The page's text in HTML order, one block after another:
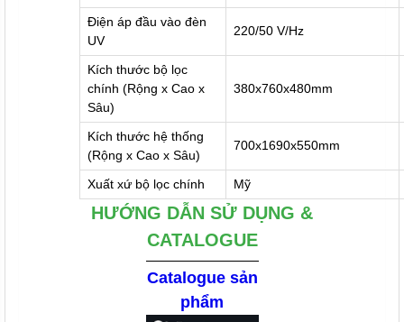
Điện áp đầu vào đèn
UV
220/50 V/Hz
Kích thước bộ lọc
chính (Rộng x Cao x
Sâu)
380x760x480mm
Kích thước hệ thống
(Rộng x Cao x Sâu)
700x1690x550mm
Xuất xứ bộ lọc chính Mỹ
HƯỚNG DẪN SỬ DỤNG &
CATALOGUE
Catalogue sản
phẩm